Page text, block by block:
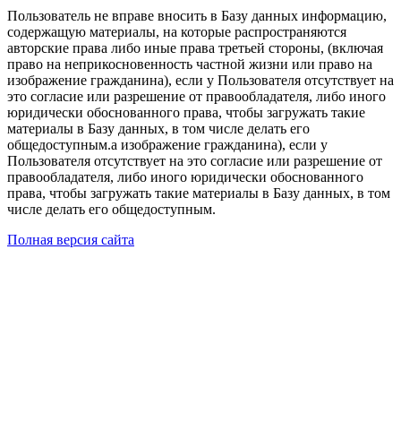
Пользователь не вправе вносить в Базу данных информацию,
содержащую материалы, на которые распространяются
авторские права либо иные права третьей стороны, (включая
право на неприкосновенность частной жизни или право на
изображение гражданина), если у Пользователя отсутствует на
это согласие или разрешение от правообладателя, либо иного
юридически обоснованного права, чтобы загружать такие
материалы в Базу данных, в том числе делать его
общедоступным.а изображение гражданина), если у
Пользователя отсутствует на это согласие или разрешение от
правообладателя, либо иного юридически обоснованного
права, чтобы загружать такие материалы в Базу данных, в том
числе делать его общедоступным.
Полная версия сайта